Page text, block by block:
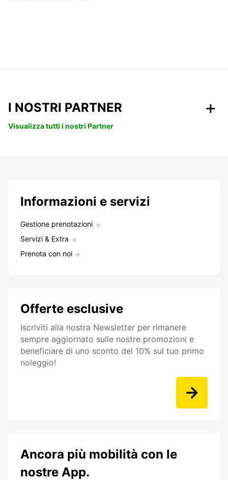
I NOSTRI PARTNER
Visualizza tutti i nostri Partner
Informazioni e servizi
Gestione prenotazioni
Servizi & Extra
Prenota con noi
Offerte esclusive
Iscriviti alla nostra Newsletter per rimanere
sempre aggiornato sulle nostre promozioni e
beneficiare di uno sconto del 10% sul tuo primo
noleggio!
Ancora più mobilità con le
nostre App.